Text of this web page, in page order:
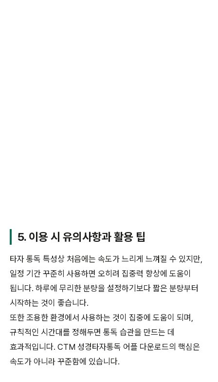
5. 이용 시 유의사항과 활용 팁
타자 통독 특성상 처음에는 속도가 느리게 느껴질 수 있지만,
일정 기간 꾸준히 사용하면 오히려 집중력 향상에 도움이
됩니다. 하루에 무리한 분량을 설정하기보다 짧은 분량부터
시작하는 것이 좋습니다.
또한 조용한 환경에서 사용하는 것이 집중에 도움이 되며,
규칙적인 시간대를 정해두면 통독 습관을 만드는 데
효과적입니다. CTM 성경타자통독 어플 다운로드의 핵심은
속도가 아니라 꾸준함에 있습니다.